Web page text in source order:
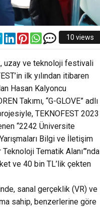
10 views
uzay ve teknoloji festivali
ilk yılından itibaren
Hasan Kalyoncu
Takımı, “G-GLOVE” adlı
TEKNOFEST 2023
“2242 Üniversite
Bilgi ve İletişim
Tematik Alanı”’nda
ve 40 bin TL’lik çekten
sanal gerçeklik (VR) ve
sahip, benzerlerine göre